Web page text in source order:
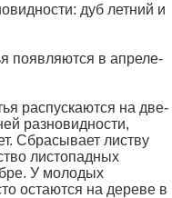
дуб летний и
появляются в апреле-
распускаются на две-
разновидности,
Сбрасывает листву
листопадных
У молодых
остаются на дереве в